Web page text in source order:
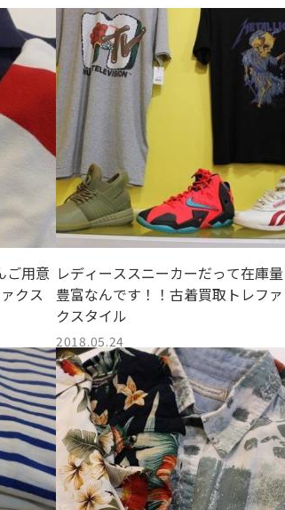
ご用意
クス
レディーススニーカーだって在庫量
豊富なんです！！古着買取トレファ
クスタイル
2018.05.24